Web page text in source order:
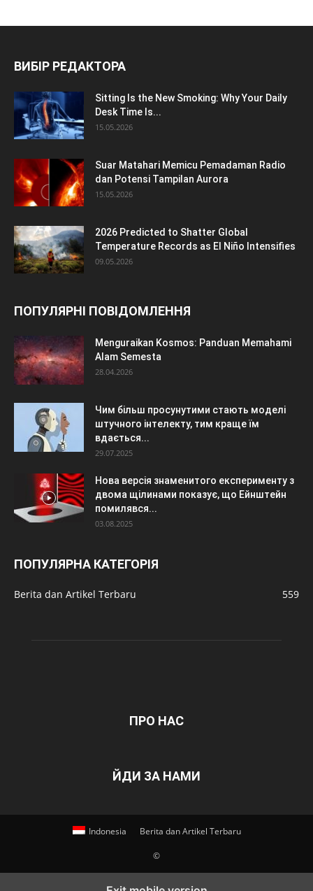
ВИБІР РЕДАКТОРА
Sitting Is the New Smoking: Why Your Daily
Desk Time Is...
15.05.2026
Suar Matahari Memicu Pemadaman Radio
dan Potensi Tampilan Aurora
15.05.2026
2026 Predicted to Shatter Global
Temperature Records as El Niño Intensifies
09.05.2026
ПОПУЛЯРНІ ПОВІДОМЛЕННЯ
Menguraikan Kosmos: Panduan Memahami
Alam Semesta
28.04.2026
Чим більш просунутими стають моделі
штучного інтелекту, тим краще їм
вдається...
29.07.2025
Нова версія знаменитого експерименту з
двома щілинами показує, що Ейнштейн
помилявся...
03.08.2025
ПОПУЛЯРНА КАТЕГОРІЯ
Berita dan Artikel Terbaru 559
ПРО НАС
ЙДИ ЗА НАМИ
Indonesia Berita dan Artikel Terbaru
©